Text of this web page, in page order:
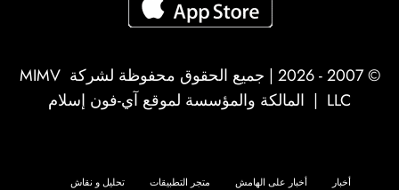
© 2007 - 2026 | جميع الحقوق محفوظة لشركة
MIMV
LLC | المالكة والمؤسسة لموقع آي-فون إسلام
أخبار أخبار على الهامش متجر التطبيقات
تحليل و نقاش